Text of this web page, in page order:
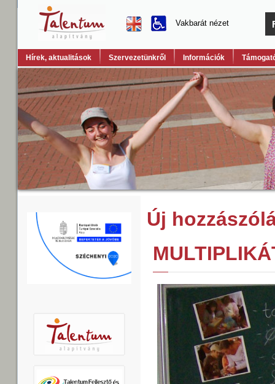
Vakbarát nézet
Hírek, aktualitások Szervezetünkről Információk
Új